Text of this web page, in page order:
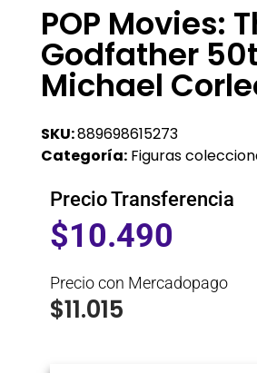
POP Movies:
Godfather
Michael
SKU:889698615273
Categoría: Figuras
Precio Transferencia
$10.490
Precio con Mercadopago
$11.015